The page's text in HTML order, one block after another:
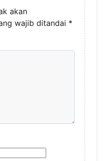
akan
wajib ditandai *